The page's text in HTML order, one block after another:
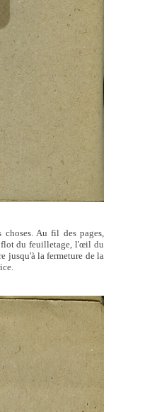
Au fil des pages,
du feuilletage, l'œil du
jusqu'à la fermeture de la